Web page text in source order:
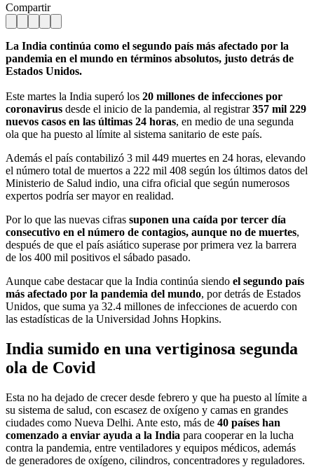
Compartir
La India continúa como el segundo país más afectado por la
pandemia en el mundo en términos absolutos, justo detrás de
Estados Unidos.
Este martes la India superó los 20 millones de infecciones por
coronavirus desde el inicio de la pandemia, al registrar357 mil 229
nuevos casos en las últimas 24 horas, en medio de una segunda
ola que ha puesto al límite al sistema sanitario de este país.
Además el país contabilizó 3 mil 449 muertes en 24 horas, elevando
el número total de muertos a 222 mil 408 según los últimos datos del
Ministerio de Salud indio, una cifra oficial que según numerosos
expertos podría ser mayor en realidad.
Por lo que las nuevas cifras suponen una caída por tercer día
consecutivo en el número de contagios, aunque no de muertes,
después de que el país asiático superase por primera vez la barrera
de los 400 mil positivos el sábado pasado.
Aunque cabe destacar que la India continúa siendo el segundo país
más afectado por la pandemia del mundo, por detrás de Estados
Unidos, que suma ya 32.4 millones de infecciones de acuerdo con
las estadísticas de la Universidad Johns Hopkins.
India sumido en una vertiginosa segunda
ola de Covid
Esta no ha dejado de crecer desde febrero y que ha puesto al límite a
su sistema de salud, con escasez de oxígeno y camas en grandes
ciudades como Nueva Delhi. Ante esto, más de 40 países han
comenzado a enviar ayuda a la India para cooperar en la lucha
contra la pandemia, entre ventiladores y equipos médicos, además
de generadores de oxígeno, cilindros, concentradores y reguladores.